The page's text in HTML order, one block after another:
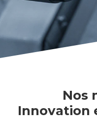
Nos
Innovation